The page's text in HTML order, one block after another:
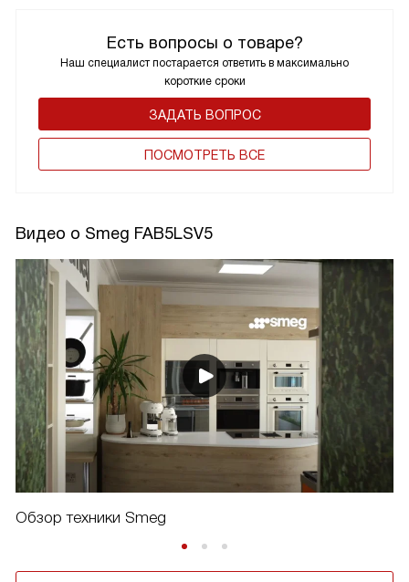
Есть вопросы о товаре?
Наш специалист постарается ответить в максимально
короткие сроки
ЗАДАТЬ ВОПРОС
ПОCМОТРЕТЬ ВСЕ
Видео о Smeg FAB5LSV5
Обзор техники Smeg